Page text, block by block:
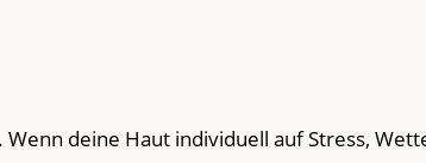
deine Haut individuell auf Stress,